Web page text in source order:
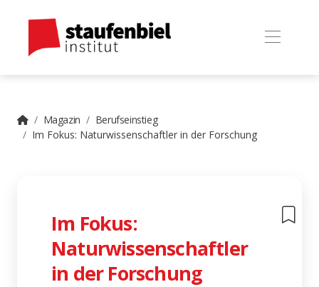
Magazin
Berufseinstieg
Im Fokus: Naturwissenschaftler in der Forschung
Im Fokus:
Naturwissenschaftler
in der Forschung